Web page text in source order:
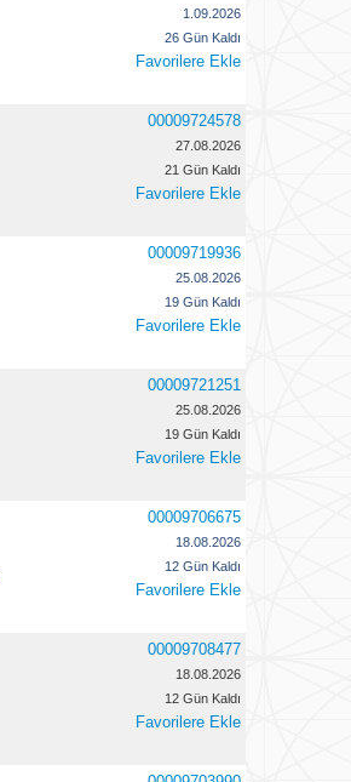
1.09.2026
26 Gün Kaldı
Favorilere Ekle
00009724578
27.08.2026
21 Gün Kaldı
Favorilere Ekle
00009719936
25.08.2026
19 Gün Kaldı
Favorilere Ekle
00009721251
25.08.2026
19 Gün Kaldı
Favorilere Ekle
00009706675
18.08.2026
12 Gün Kaldı
Favorilere Ekle
00009708477
18.08.2026
12 Gün Kaldı
Favorilere Ekle